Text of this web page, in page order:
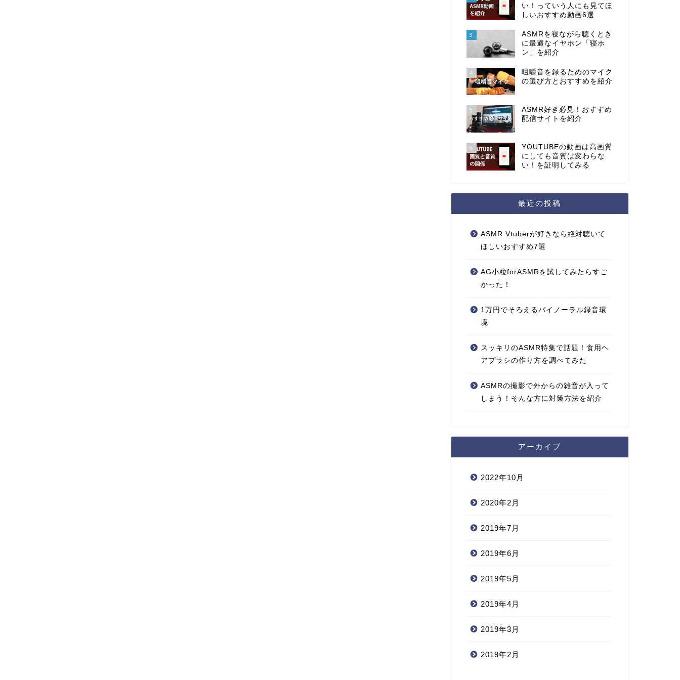
い！っていう人にも見てほ
しいおすすめ動画6選
3
ASMRを寝ながら聴くとき
に最適なイヤホン「寝ホ
ン」を紹介
4
咀嚼音を録るためのマイク
の選び方とおすすめを紹介
5
ASMR好き必見！おすすめ
配信サイトを紹介
6
YOUTUBEの動画は高画質
にしても音質は変わらな
い！を証明してみる
最近の投稿
ASMR Vtuberが好きなら絶対聴いて
ほしいおすすめ7選
AG小粒forASMRを試してみたらすご
かった！
1万円でそろえるバイノーラル録音環
境
スッキリのASMR特集で話題！食用ヘ
アブラシの作り方を調べてみた
ASMRの撮影で外からの雑音が入って
しまう！そんな方に対策方法を紹介
アーカイブ
2022年10月
2020年2月
2019年7月
2019年6月
2019年5月
2019年4月
2019年3月
2019年2月